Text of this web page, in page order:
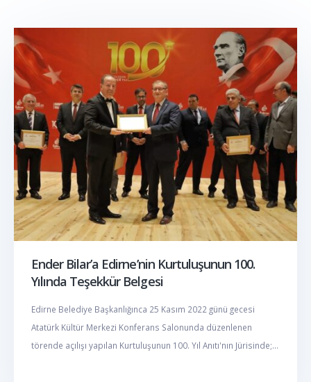
Ender Bilar’a Edirne’nin Kurtuluşunun 100.
Yılında Teşekkür Belgesi
Edirne Belediye Başkanlığınca 25 Kasım 2022 günü gecesi
Atatürk Kültür Merkezi Konferans Salonunda düzenlenen
törende açılışı yapılan Kurtuluşunun 100. Yıl Anıtı'nın Jürisinde;...